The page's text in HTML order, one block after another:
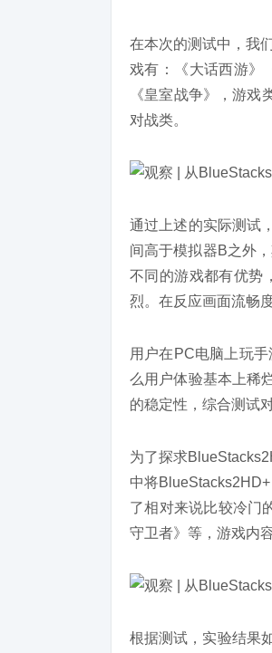
在本次的测试中，我
戏有：《大话西游》
《皇室战争》，游
对战类。
通过上述的实际测试
间高于模拟器B之外
不同的游戏都有优势
烈。在反应画面流畅
用户在PC电脑上玩
么用户体验基本上稀
的稳定性，综合测试
为了探求
中将
了相对来说比较冷门
守卫者》等，游戏内
根据测试，实验结果